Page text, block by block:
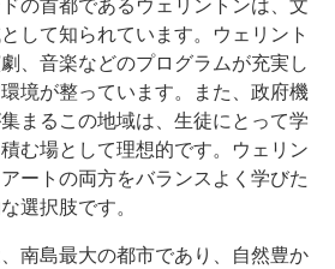
して知られています。ウェリント
、音楽などのプログラムが充実し
境が整っています。また、政府機
まるこの地域は、生徒にとって学
む場として理想的です。ウェリン
ートの両方をバランスよく学びた
選択肢です。
南島最大の都市であり、自然豊か